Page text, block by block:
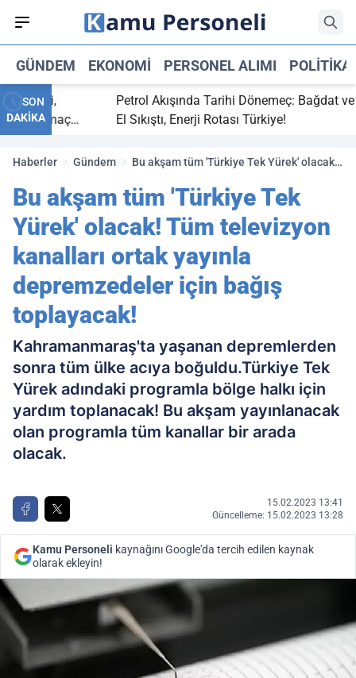
GÜNDEM EKONOMI PERSONEL ALIMI POLITIKA
SON
DAKİKA
bitti,
maç
Petrol Akışında Tarihi Dönemeç: Bağdat ve
El Sıkıştı, Enerji Rotası Türkiye!
Haberler Gündem
Bu akşam tüm 'Türkiye Tek Yürek' olacak!
depremzedeler için bağış toplayacak!
Bu akşam tüm 'Türkiye Tek
Yürek' olacak! Tüm televizyon
kanalları ortak yayınla
depremzedeler için bağış
toplayacak!
Kahramanmaraş'ta yaşanan depremlerden
sonra tüm ülke acıya boğuldu.Türkiye Tek
Yürek adındaki programla bölge halkı için
yardım toplanacak! Bu akşam yayınlanacak
olan programla tüm kanallar bir arada
olacak.
15.02.2023 13:41
Güncelleme: 15.02.2023 13:28
Kamu Personeli kaynağını Google'da tercih edilen kaynak
olarak ekleyin!